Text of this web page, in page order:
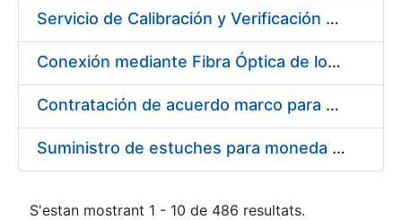
Servicio de Calibración y Verificación Externa de los Equipos de Medición del Servicio de Prevención de la FNMT-RCM
Conexión mediante Fibra Óptica de los Centros de Proceso de Datos (CPDs) de las sedes de la FNMT-RCM de Burgos y Madrid
Contratación de acuerdo marco para el Suministro de Material de Electricidad para la Fábrica Nacional de Moneda y Timbre-Real Casa de la Moneda en su centro de trabajo de Burgos
Suministro de estuches para moneda de 30 €
S'estan mostrant 1 - 10 de 486 resultats.